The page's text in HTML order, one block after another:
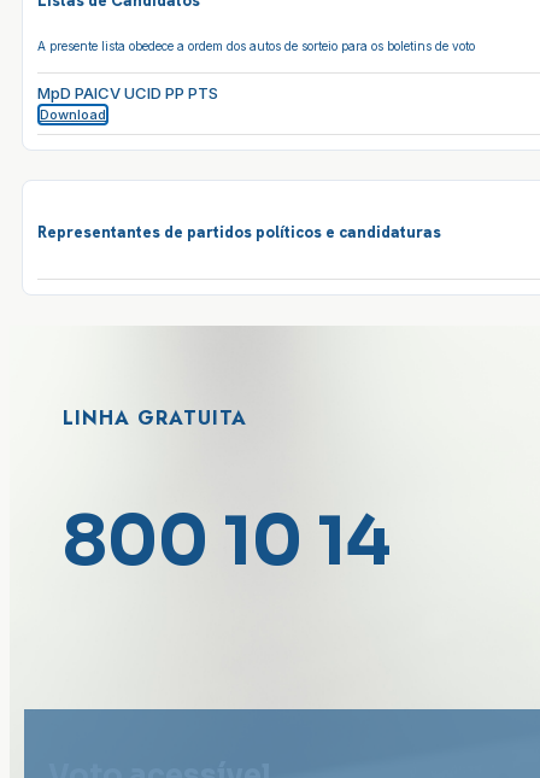
A presente lista obedece a ordem dos autos de sorteio para os boletins de voto
MpD PAICV UCID PP PTS
Download
Representantes de partidos políticos e candidaturas
LINHA GRATUITA
800 10 14